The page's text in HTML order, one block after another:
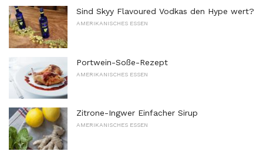
Sind Skyy Flavoured Vodkas den Hype wert?
AMERIKANISCHES ESSEN
Portwein-Soße-Rezept
AMERIKANISCHES ESSEN
Zitrone-Ingwer Einfacher Sirup
AMERIKANISCHES ESSEN